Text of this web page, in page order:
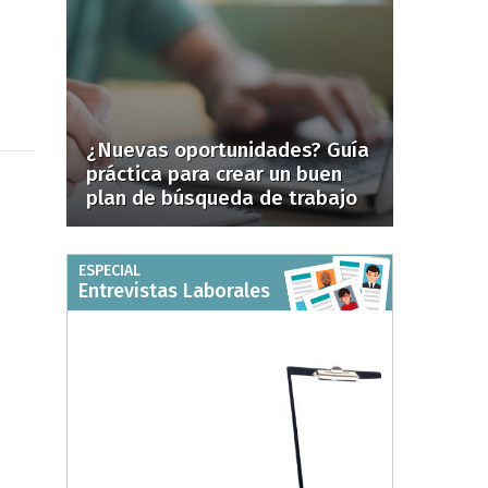
¿Nuevas oportunidades? Guía
práctica para crear un buen
plan de búsqueda de trabajo
ESPECIAL
Entrevistas Laborales